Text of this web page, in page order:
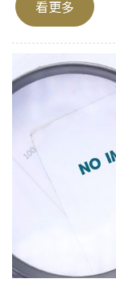
看更多